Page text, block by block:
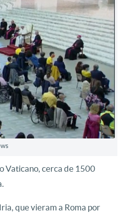
Vaticano, cerca de 1500
que vieram a Roma por